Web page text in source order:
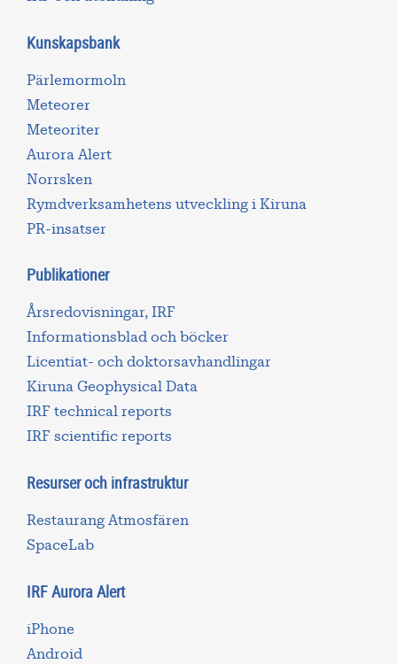
Kunskapsbank
Pärlemormoln
Meteorer
Meteoriter
Aurora Alert
Norrsken
Rymdverksamhetens utveckling i Kiruna
PR-insatser
Publikationer
Årsredovisningar, IRF
Informationsblad och böcker
Licentiat- och doktorsavhandlingar
Kiruna Geophysical Data
IRF technical reports
IRF scientific reports
Resurser och infrastruktur
Restaurang Atmosfären
SpaceLab
IRF Aurora Alert
iPhone
Android